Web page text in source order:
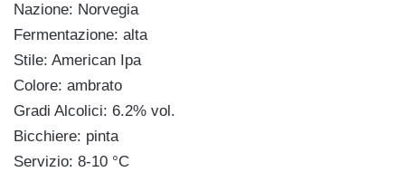
Nazione: Norvegia
Fermentazione: alta
Stile: American Ipa
Colore: ambrato
Gradi Alcolici: 6.2% vol.
Bicchiere: pinta
Servizio: 8-10 °C